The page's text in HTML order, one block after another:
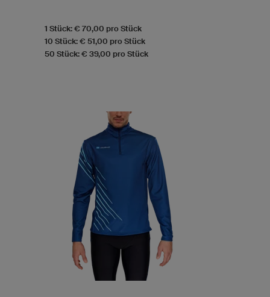
1 Stück: € 70,00 pro Stück
10 Stück: € 51,00 pro Stück
50 Stück: € 39,00 pro Stück